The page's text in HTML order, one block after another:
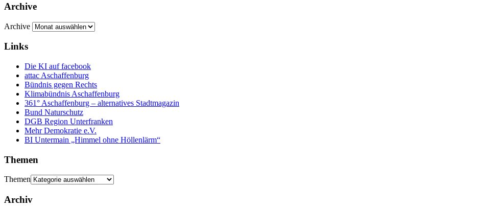
Archive
Archive
Links
Die KI auf facebook
attac Aschaffenburg
Bündnis gegen Rechts
Klimabündnis Aschaffenburg
361° Aschaffenburg – alternatives Stadtmagazin
Bund Naturschutz
DGB Region Unterfranken
Mehr Demokratie e.V.
BI Untermain „Himmel ohne Höllenlärm“
Themen
Themen
Archiv